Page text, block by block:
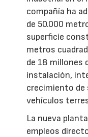
compañía ha
de 50.000
superficie
metros
de 18 millones
instalación,
crecimiento de
vehículos
La nueva
empleos